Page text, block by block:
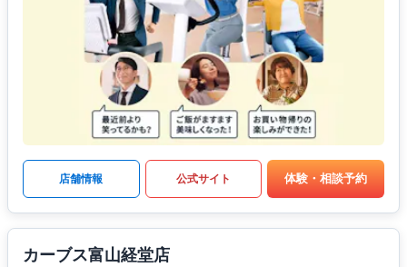
店舗情報 公式サイト 体験・相談予約
カーブス富山経堂店